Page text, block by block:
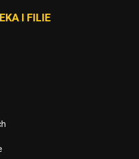
I FILIE